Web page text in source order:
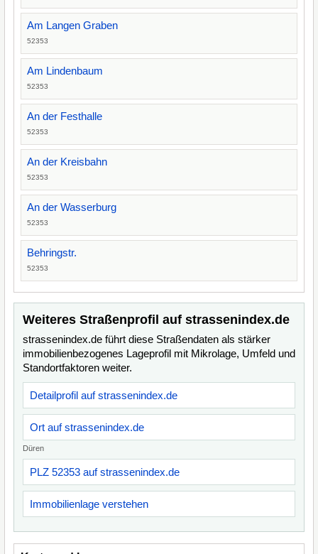
Am Langen Graben
52353
Am Lindenbaum
52353
An der Festhalle
52353
An der Kreisbahn
52353
An der Wasserburg
52353
Behringstr.
52353
Weiteres Straßenprofil auf strassenindex.de
strassenindex.de führt diese Straßendaten als stärker
immobilienbezogenes Lageprofil mit Mikrolage, Umfeld und
Standortfaktoren weiter.
Detailprofil auf strassenindex.de
Ort auf strassenindex.de
Düren
PLZ 52353 auf strassenindex.de
Immobilienlage verstehen